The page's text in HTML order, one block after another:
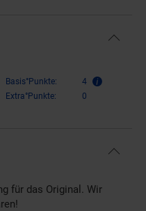
Basis°Punkte:
4
Extra°Punkte:
0
für das Original. Wir